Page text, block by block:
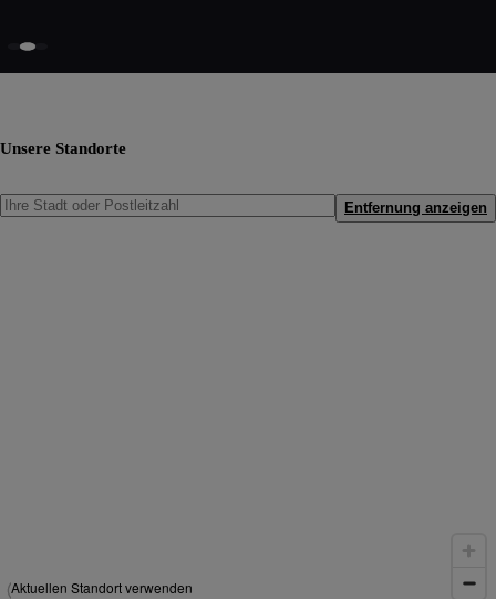
Unsere Standorte
Entfernung anzeigen
Aktuellen Standort verwenden